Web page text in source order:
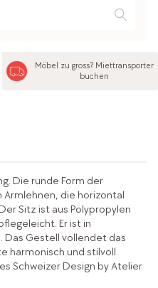
Möbel zu gross? Miettransporter
buchen
Die runde Form der
die horizontal
Sitz ist aus Polypropylen
Er ist in
Das Gestell vollendet das
harmonisch und stilvoll.
Schweizer Design by Atelier